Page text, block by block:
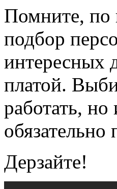
Помните, по
подбор
интересных
платой.
работать, но
Дерзайте!